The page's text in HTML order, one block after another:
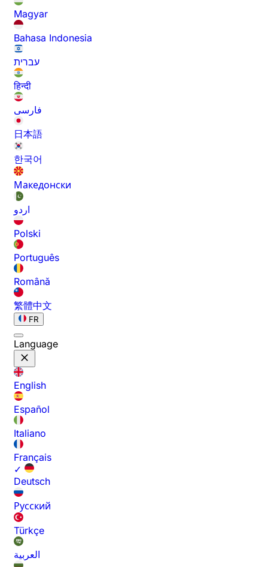
Magyar
Bahasa Indonesia
עברית
हिन्दी
فارسی
日本語
한국어
Македонски
اردو
Polski
Português
Română
繁體中文
FR
Language
English
Español
Italiano
Français
✓
Deutsch
Русский
Türkçe
العربية